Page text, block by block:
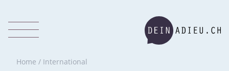
Home / International